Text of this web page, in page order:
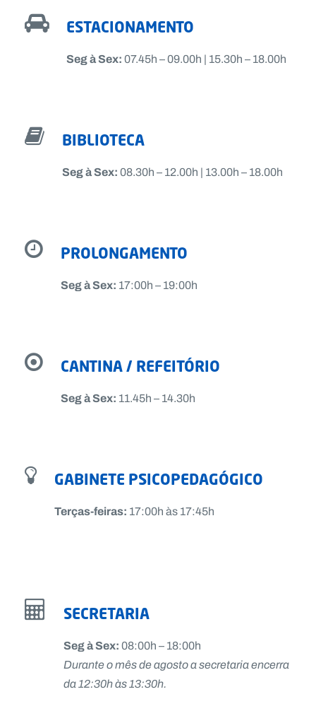
ESTACIONAMENTO
Seg à Sex:07.45h – 09.00h | 15.30h – 18.00h
BIBLIOTECA
Seg à Sex:08.30h – 12.00h | 13.00h – 18.00h
PROLONGAMENTO
Seg à Sex: 17:00h – 19:00h
CANTINA / REFEITÓRIO
Seg à Sex: 11.45h – 14.30h
GABINETE PSICOPEDAGÓGICO
Terças-feiras: 17:00h às 17:45h
SECRETARIA
Seg à Sex:08:00h – 18:00h
Durante o mês de agosto a secretaria encerra
da 12:30h às 13:30h.